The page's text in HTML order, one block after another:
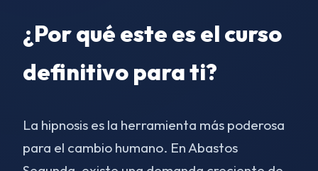
¿Por qué este es el curso
definitivo para ti?
La hipnosis es la herramienta más poderosa
para el cambio humano. En Abastos